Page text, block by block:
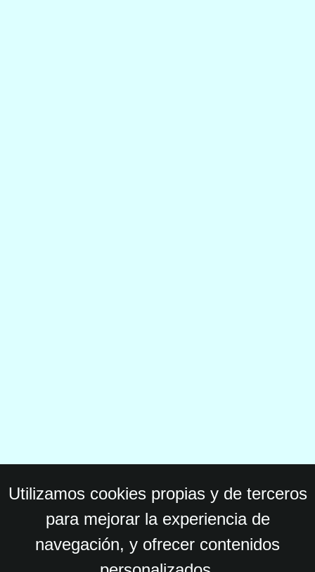
Utilizamos cookies propias y de terceros
para mejorar la experiencia de
navegación, y ofrecer contenidos